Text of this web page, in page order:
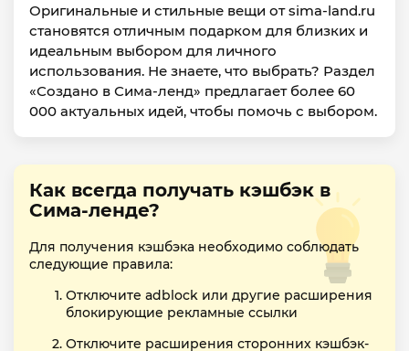
Оригинальные и стильные вещи от sima-land.ru
становятся отличным подарком для близких и
идеальным выбором для личного
использования. Не знаете, что выбрать? Раздел
«Создано в Сима-ленд» предлагает более 60
000 актуальных идей, чтобы помочь с выбором.
Как всегда получать кэшбэк в
Сима-ленде?
Для получения кэшбэка необходимо соблюдать
следующие правила:
Отключите adblock или другие расширения
блокирующие рекламные ссылки
Отключите расширения сторонних кэшбэк-